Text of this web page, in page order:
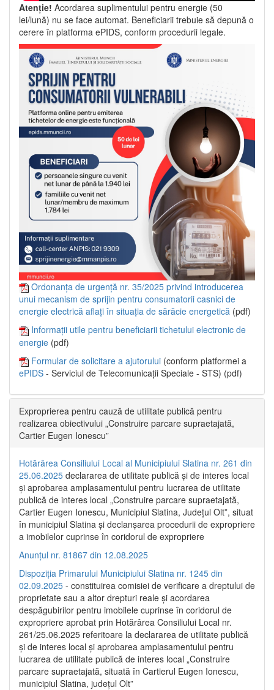
Atenție! Acordarea suplimentului pentru energie (50
lei/lună) nu se face automat. Beneficiarii trebuie să depună o
cerere în platforma ePIDS, conform procedurii legale.
Ordonanța de urgență nr. 35/2025 privind introducerea
unui mecanism de sprijin pentru consumatorii casnici de
energie electrică aflați în situația de sărăcie energetică (pdf)
Informații utile pentru beneficiarii tichetului electronic de
energie (pdf)
Formular de solicitare a ajutorului (conform platformei a
ePIDS - Serviciul de Telecomunicații Speciale - STS) (pdf)
Exproprierea pentru cauză de utilitate publică pentru
realizarea obiectivului „Construire parcare supraetajată,
Cartier Eugen Ionescu”
Hotărârea Consiliului Local al Municipiului Slatina nr. 261 din
25.06.2025 declararea de utilitate publică și de interes local
și aprobarea amplasamentului pentru lucrarea de utilitate
publică de interes local „Construire parcare supraetajată,
Cartier Eugen Ionescu, Municipiul Slatina, Județul Olt”, situat
în municipiul Slatina și declanșarea procedurii de expropriere
a imobilelor cuprinse în coridorul de expropriere
Anunțul nr. 81867 din 12.08.2025
Dispoziția Primarului Municipiului Slatina nr. 1245 din
02.09.2025 - constituirea comisiei de verificare a dreptului de
proprietate sau a altor drepturi reale și acordarea
despăgubirilor pentru imobilele cuprinse în coridorul de
expropriere aprobat prin Hotărârea Consiliului Local nr.
261/25.06.2025 referitoare la declararea de utilitate publică
și de interes local și aprobarea amplasamentului pentru
lucrarea de utilitate publică de interes local „Construire
parcare supraetajată, situată în Cartierul Eugen Ionescu,
municipiul Slatina, județul Olt”